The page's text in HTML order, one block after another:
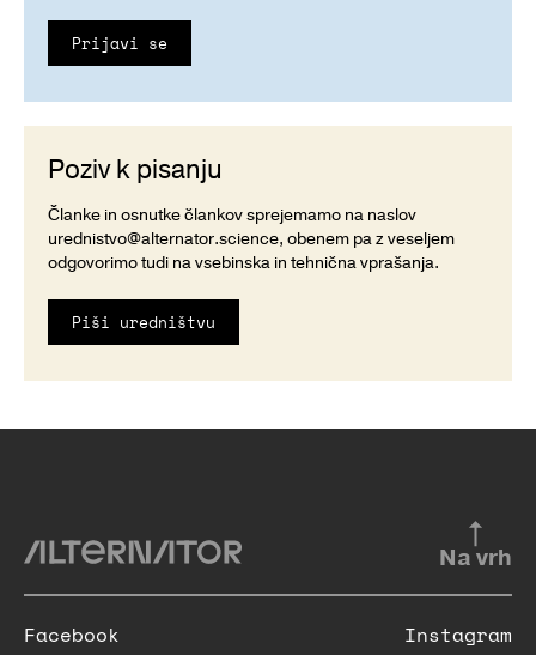
Prijavi se
Poziv k pisanju
Članke in osnutke člankov sprejemamo na naslov
urednistvo@alternator.science, obenem pa z veseljem
odgovorimo tudi na vsebinska in tehnična vprašanja.
Piši uredništvu
Na vrh
Facebook Instagram